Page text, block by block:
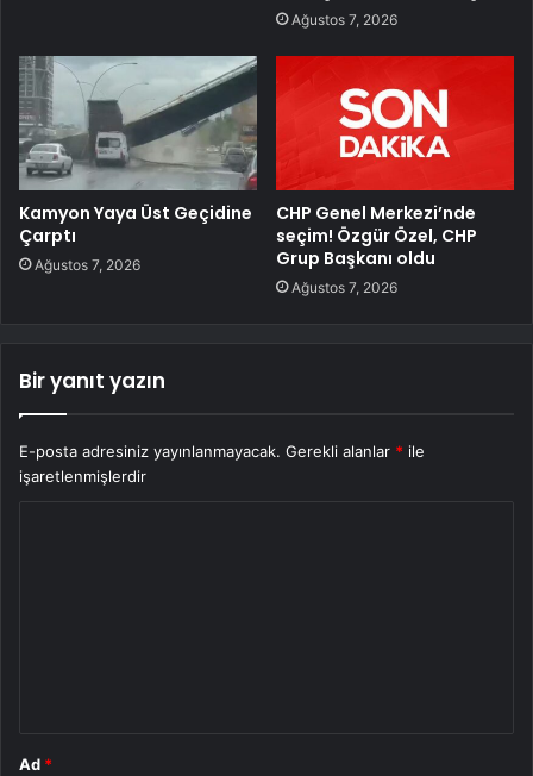
Ağustos 7, 2026
Kamyon Yaya Üst Geçidine
Çarptı
Ağustos 7, 2026
CHP Genel Merkezi’nde
seçim! Özgür Özel, CHP
Grup Başkanı oldu
Ağustos 7, 2026
Bir yanıt yazın
E-posta adresiniz yayınlanmayacak. Gerekli alanlar * ile
işaretlenmişlerdir
Ad *